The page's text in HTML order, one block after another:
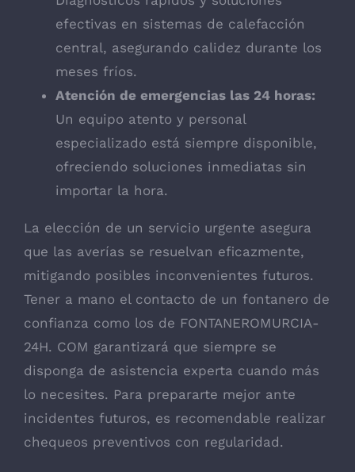
efectivas en sistemas de calefacción
central, asegurando calidez durante los
meses fríos.
Atención de emergencias las 24 horas:
Un equipo atento y personal
especializado está siempre disponible,
ofreciendo soluciones inmediatas sin
importar la hora.
La elección de un servicio urgente asegura
que las averías se resuelvan eficazmente,
mitigando posibles inconvenientes futuros.
Tener a mano el contacto de un fontanero de
confianza como los de FONTANEROMURCIA-
24H. COM garantizará que siempre se
disponga de asistencia experta cuando más
lo necesites. Para prepararte mejor ante
incidentes futuros, es recomendable realizar
chequeos preventivos con regularidad.